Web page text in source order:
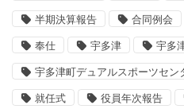
半期決算報告 合同例会
奉仕 宇多津 宇多
宇多津町デュアルスポーツセン
就任式 役員年次報告